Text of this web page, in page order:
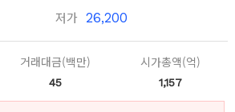
저가 26,200
거래대금(백만)
45
시가총액(억)
1,157